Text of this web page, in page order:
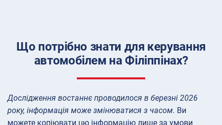
Що потрібно знати для керування
автомобілем на Філіппінах?
Дослідження востаннє проводилося в березні 2026
року, інформація може змінюватися з часом. Ви
можете копіювати цю інформацію лише за умови